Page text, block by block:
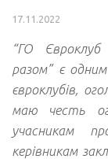
17.11.2022
“ГО
разом” є
євроклубів,
маю честь
учасникам
керівникам